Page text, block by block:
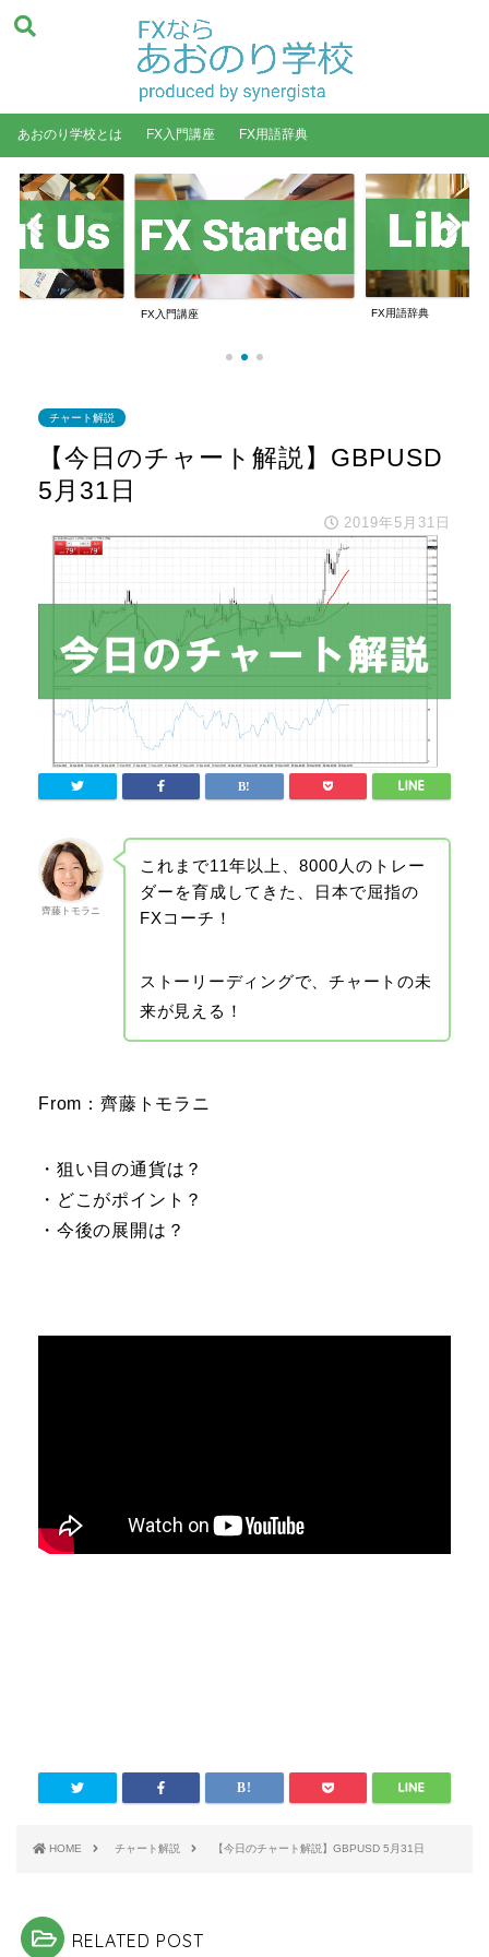
あおのり学校とは FX入門講座 FX用語辞典
FX入門講座 FX用語辞典
チャート解説
【今日のチャート解説】GBPUSD
5月31日
2019年5月31日
齊藤トモラニ
これまで11年以上、8000人のトレー
ダーを育成してきた、日本で屈指の
FXコーチ！
ストーリーディングで、チャートの未
来が見える！
From：齊藤トモラニ
・狙い目の通貨は？
・どこがポイント？
・今後の展開は？
HOME チャート解説 【今日のチャート解説】GBPUSD 5月31日
RELATED POST